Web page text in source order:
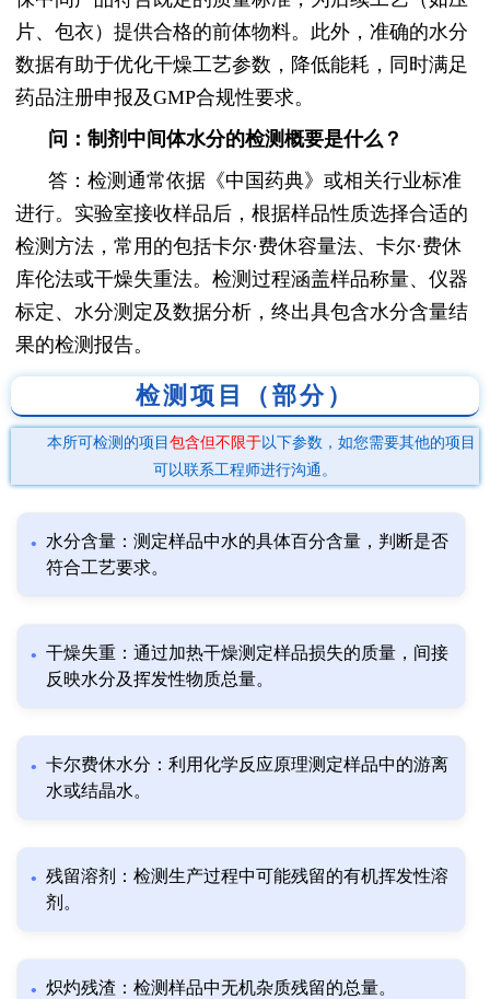
片、包衣）提供合格的前体物料。此外，准确的水分
数据有助于优化干燥工艺参数，降低能耗，同时满足
药品注册申报及GMP合规性要求。
问：制剂中间体水分的检测概要是什么？
答：检测通常依据《中国药典》或相关行业标准
进行。实验室接收样品后，根据样品性质选择合适的
检测方法，常用的包括卡尔·费休容量法、卡尔·费休
库伦法或干燥失重法。检测过程涵盖样品称量、仪器
标定、水分测定及数据分析，终出具包含水分含量结
果的检测报告。
检测项目（部分）
本所可检测的项目 包含但不限于以下参数，如您需要其他的项目
可以联系工程师进行沟通。
水分含量：测定样品中水的具体百分含量，判断是否
符合工艺要求。
干燥失重：通过加热干燥测定样品损失的质量，间接
反映水分及挥发性物质总量。
卡尔费休水分：利用化学反应原理测定样品中的游离
水或结晶水。
残留溶剂：检测生产过程中可能残留的有机挥发性溶
剂。
炽灼残渣：检测样品中无机杂质残留的总量。